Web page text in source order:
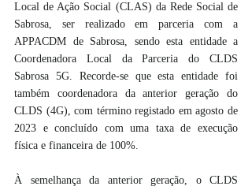
Local de Ação Social (CLAS) da Rede Social de
Sabrosa, ser realizado em parceria com a
APPACDM de Sabrosa, sendo esta entidade a
Coordenadora Local da Parceria do CLDS
Sabrosa 5G. Recorde-se que esta entidade foi
também coordenadora da anterior geração do
CLDS (4G), com término registado em agosto de
2023 e concluído com uma taxa de execução
física e financeira de 100%.
À semelhança da anterior geração, o CLDS